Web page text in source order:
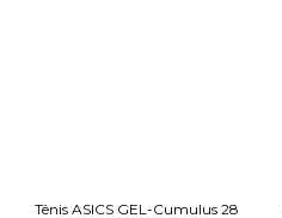
Tênis ASICS GEL-Cumulus 28